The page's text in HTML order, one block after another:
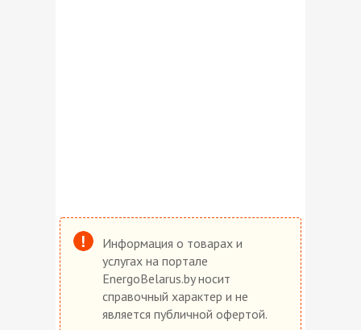
Информация о товарах и
услугах на портале
EnergoBelarus.by носит
справочный характер и не
является публичной офертой.